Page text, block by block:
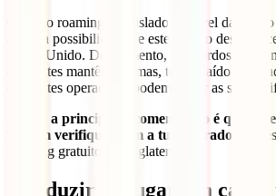
Como o roaming é legislado ao nível da União
agora a possibilidade de este acordo
Reino Unido. De momento, os acordos de
existentes mantêm-se, mas, tendo saído do
diferentes operadoras podem variar as suas
a principal recomendação é que
viagem verifiques com a tua operadora
se
roaming gratuito em Inglaterra.
Conduzir e alugar um carro